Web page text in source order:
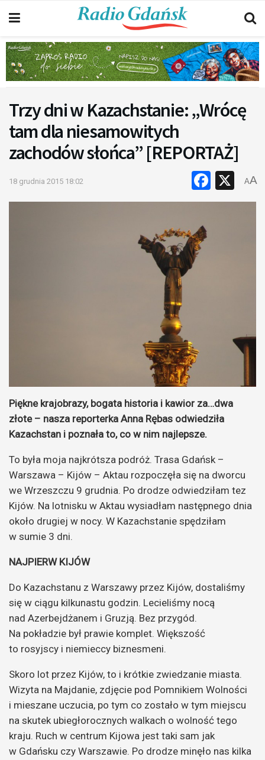
Trzy dni w Kazachstanie: „Wrócę
tam dla niesamowitych
zachodów słońca” [REPORTAŻ]
18 grudnia 2015 18:02 X
AA
Piękne krajobrazy, bogata historia i kawior za…dwa
złote – nasza reporterka Anna Rębas odwiedziła
Kazachstan i poznała to, co w nim najlepsze.
To była moja najkrótsza podróż. Trasa Gdańsk –
Warszawa – Kijów – Aktau rozpoczęła się na dworcu
we Wrzeszczu 9 grudnia. Po drodze odwiedziłam tez
Kijów. Na lotnisku w Aktau wysiadłam następnego dnia
około drugiej w nocy. W Kazachstanie spędziłam
w sumie 3 dni.
NAJPIERW KIJÓW
Do Kazachstanu z Warszawy przez Kijów, dostaliśmy
się w ciągu kilkunastu godzin. Lecieliśmy nocą
nad Azerbejdżanem i Gruzją. Bez przygód.
Na pokładzie był prawie komplet. Większość
to rosyjscy i niemieccy biznesmeni.
Skoro lot przez Kijów, to i krótkie zwiedzanie miasta.
Wizyta na Majdanie, zdjęcie pod Pomnikiem Wolności
i mieszane uczucia, po tym co zostało w tym miejscu
na skutek ubiegłorocznych walkach o wolność tego
kraju. Ruch w centrum Kijowa jest taki sam jak
w Gdańsku czy Warszawie. Po drodze minęło nas kilka